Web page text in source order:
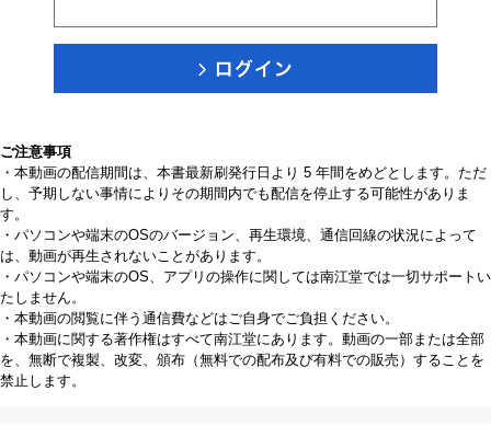
ご注意事項
・本動画の配信期間は、本書最新刷発行日より 5 年間をめどとします。ただ
し、予期しない事情によりその期間内でも配信を停止する可能性がありま
す。
・パソコンや端末のOSのバージョン、再生環境、通信回線の状況によって
は、動画が再生されないことがあります。
・パソコンや端末のOS、アプリの操作に関しては南江堂では一切サポートい
たしません。
・本動画の閲覧に伴う通信費などはご自身でご負担ください。
・本動画に関する著作権はすべて南江堂にあります。動画の一部または全部
を、無断で複製、改変、頒布（無料での配布及び有料での販売）することを
禁止します。